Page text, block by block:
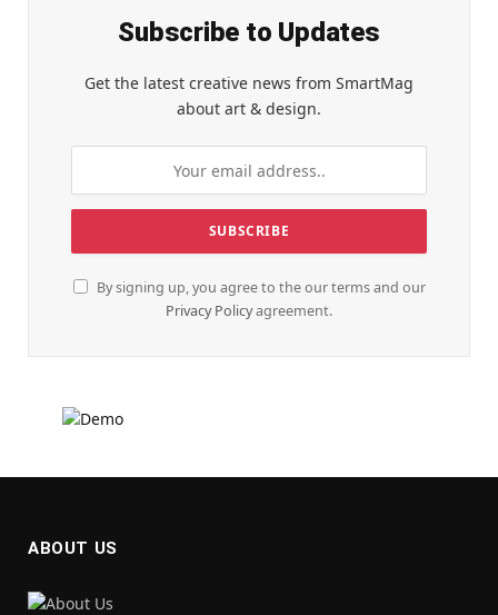
Subscribe to Updates
Get the latest creative news from SmartMag
about art & design.
By signing up, you agree to the our terms and our
Privacy Policyagreement.
ABOUT US